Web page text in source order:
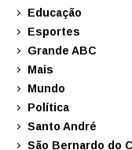
Educação
Esportes
Grande ABC
Mais
Mundo
Política
Santo André
São Bernardo do